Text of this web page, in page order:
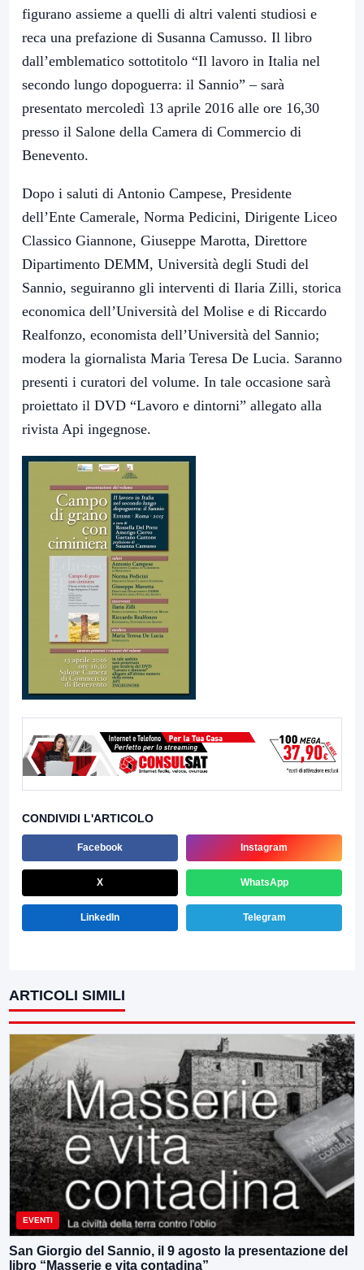
figurano assieme a quelli di altri valenti studiosi e
reca una prefazione di Susanna Camusso. Il libro
dall’emblematico sottotitolo “Il lavoro in Italia nel
secondo lungo dopoguerra: il Sannio” – sarà
presentato mercoledì 13 aprile 2016 alle ore 16,30
presso il Salone della Camera di Commercio di
Benevento.
Dopo i saluti di Antonio Campese, Presidente
dell’Ente Camerale, Norma Pedicini, Dirigente Liceo
Classico Giannone, Giuseppe Marotta, Direttore
Dipartimento DEMM, Università degli Studi del
Sannio, seguiranno gli interventi di Ilaria Zilli, storica
economica dell’Università del Molise e di Riccardo
Realfonzo, economista dell’Università del Sannio;
modera la giornalista Maria Teresa De Lucia. Saranno
presenti i curatori del volume. In tale occasione sarà
proiettato il DVD “Lavoro e dintorni” allegato alla
rivista Api ingegnose.
CONDIVIDI L'ARTICOLO
Facebook Instagram
X WhatsApp
LinkedIn Telegram
ARTICOLI SIMILI
EVENTI
San Giorgio del Sannio, il 9 agosto la presentazione del
libro “Masserie e vita contadina”